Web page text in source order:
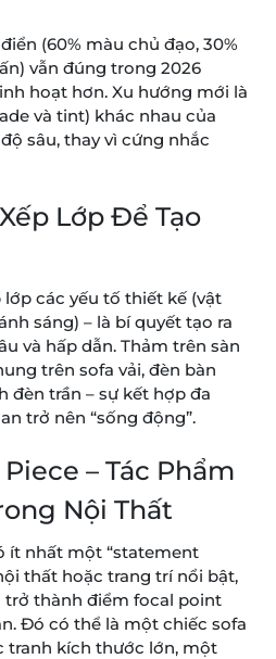
(60% màu chủ đạo, 30%
vẫn đúng trong 2026
hoạt hơn. Xu hướng mới là
và tint) khác nhau của
sâu, thay vì cứng nhắc
Lớp Để Tạo
lớp các yếu tố thiết kế (vật
sáng) – là bí quyết tạo ra
và hấp dẫn. Thảm trên sàn
trên sofa vải, đèn bàn
đèn trần – sự kết hợp đa
trở nên “sống động”.
– Tác Phẩm
Nội Thất
ít nhất một “statement
thất hoặc trang trí nổi bật,
trở thành điểm focal point
Đó có thể là một chiếc sofa
tranh kích thước lớn, một